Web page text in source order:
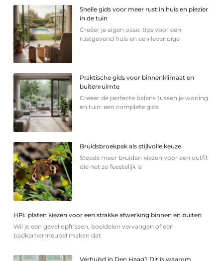
Snelle gids voor meer rust in huis en plezier
in de tuin
Creëer je eigen oase: tips voor een
rustgevend huis en een levendige
Praktische gids voor binnenklimaat en
buitenruimte
Creëer de perfecte balans tussen je woning
en tuin: een complete gids
Bruidsbroekpak als stijlvolle keuze
Steeds meer bruiden kiezen voor een outfit
die net zo feestelijk is
HPL platen kiezen voor een strakke afwerking binnen en buiten
Wil je een gevel opfrissen, boeidelen vervangen of een
badkamermeubel maken dat
Verhuisd in Den Haag? Dit is waarom